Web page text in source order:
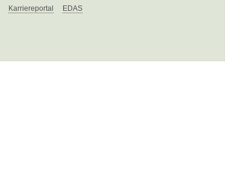
Karriereportal EDAS